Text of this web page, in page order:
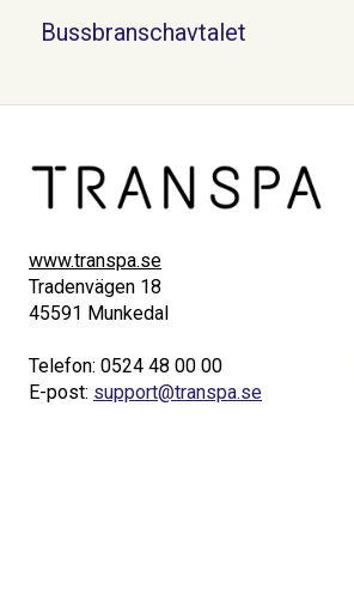
Bussbranschavtalet
www.transpa.se
Tradenvägen 18
45591 Munkedal
Telefon: 0524 48 00 00
E-post: support@transpa.se